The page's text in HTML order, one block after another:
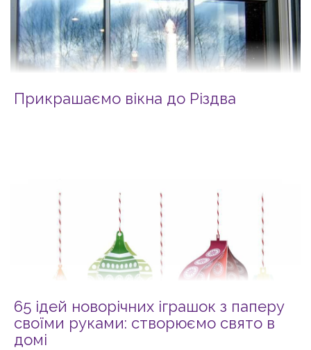
Прикрашаємо вікна до Різдва
65 ідей новорічних іграшок з паперу
своїми руками: створюємо свято в
домі